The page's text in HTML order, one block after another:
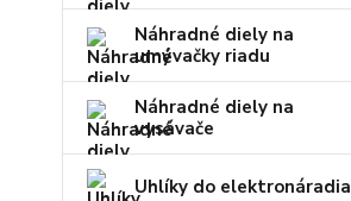
Náhradné diely na
umývačky riadu
Náhradné diely na
vysávače
Uhlíky do elektronáradia